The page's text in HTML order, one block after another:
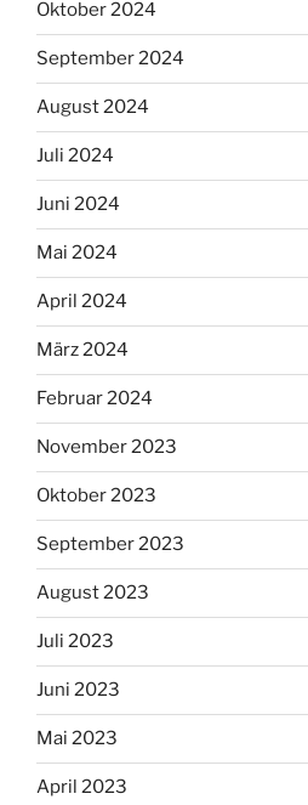
Oktober 2024
September 2024
August 2024
Juli 2024
Juni 2024
Mai 2024
April 2024
März 2024
Februar 2024
November 2023
Oktober 2023
September 2023
August 2023
Juli 2023
Juni 2023
Mai 2023
April 2023